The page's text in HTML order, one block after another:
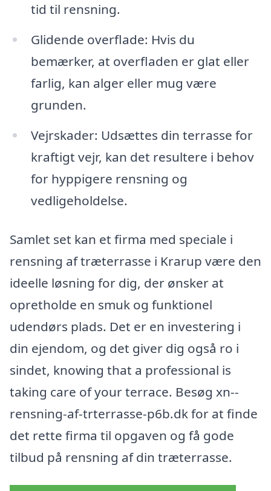
tid til rensning.
Glidende overflade: Hvis du
bemærker, at overfladen er glat eller
farlig, kan alger eller mug være
grunden.
Vejrskader: Udsættes din terrasse for
kraftigt vejr, kan det resultere i behov
for hyppigere rensning og
vedligeholdelse.
Samlet set kan et firma med speciale i
rensning af træterrasse i Krarup være den
ideelle løsning for dig, der ønsker at
opretholde en smuk og funktionel
udendørs plads. Det er en investering i
din ejendom, og det giver dig også ro i
sindet, knowing that a professional is
taking care of your terrace. Besøg xn--
rensning-af-trterrasse-p6b.dk for at finde
det rette firma til opgaven og få gode
tilbud på rensning af din træterrasse.